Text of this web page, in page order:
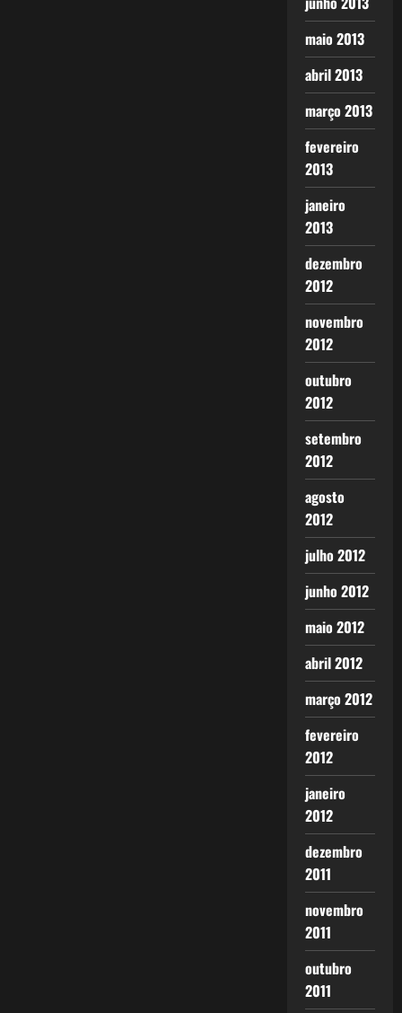
maio 2013
abril 2013
março 2013
fevereiro
2013
janeiro
2013
dezembro
2012
novembro
2012
outubro
2012
setembro
2012
agosto
2012
julho 2012
junho 2012
maio 2012
abril 2012
março 2012
fevereiro
2012
janeiro
2012
dezembro
2011
novembro
2011
outubro
2011